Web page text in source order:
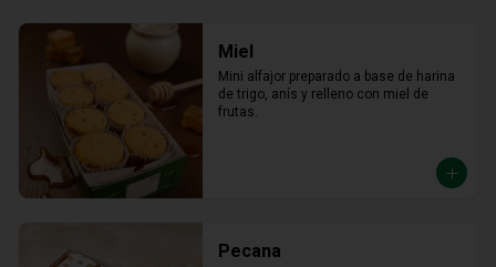
Miel
Mini alfajor preparado a base de harina
de trigo, anís y relleno con miel de
frutas.
Pecana